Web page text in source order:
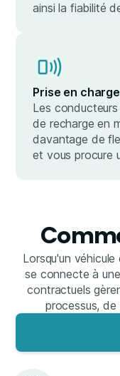
ainsi la fiabilité
Prise en
Les
de recharge en
davantage de
et vous procure
Lorsqu'un
se connecte à
contractuels
processus,